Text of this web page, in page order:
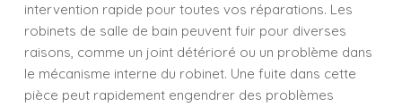
intervention rapide pour toutes vos réparations. Les
robinets de salle de bain peuvent fuir pour diverses
raisons, comme un joint détérioré ou un problème dans
le mécanisme interne du robinet. Une fuite dans cette
pièce peut rapidement engendrer des problèmes